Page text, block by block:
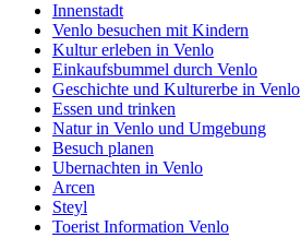
Innenstadt
Venlo besuchen mit Kindern
Kultur erleben in Venlo
Einkaufsbummel durch Venlo
Geschichte und Kulturerbe in Venlo
Essen und trinken
Natur in Venlo und Umgebung
Besuch planen
Ubernachten in Venlo
Arcen
Steyl
Toerist Information Venlo